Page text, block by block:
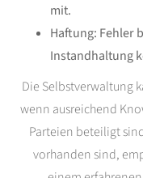
mit.
Haftung: Fehler
Instandhaltung
Die Selbstverwaltung
wenn ausreichend
Parteien beteiligt
vorhanden sind,